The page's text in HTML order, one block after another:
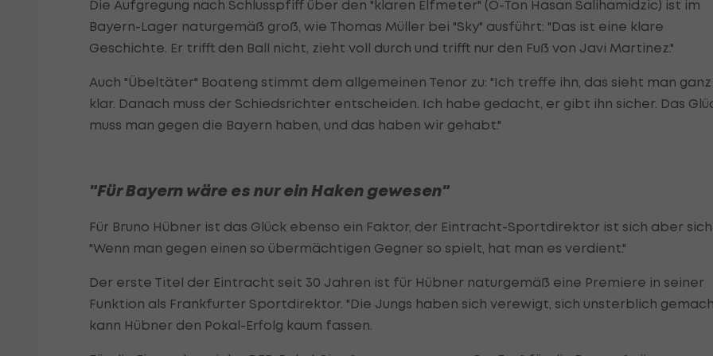
Die Aufgregung nach Schlusspfiff über den "klaren Elfmeter" (O-Ton Hasan Salihamidzic) ist im
Bayern-Lager naturgemäß groß, wie Thomas Müller bei "Sky" ausführt: "Das ist eine klare
Geschichte. Er trifft den Ball nicht, zieht voll durch und trifft nur den Fuß von Javi Martinez."
Auch "Übeltäter" Boateng stimmt dem allgemeinen Tenor zu: "Ich treffe ihn, das sieht man ganz
klar. Danach muss der Schiedsrichter entscheiden. Ich habe gedacht, er gibt ihn sicher. Das
muss man gegen die Bayern haben, und das haben wir gehabt."
"Für Bayern wäre es nur ein Haken gewesen"
Für Bruno Hübner ist das Glück ebenso ein Faktor, der Eintracht-Sportdirektor ist sich aber
"Wenn man gegen einen so übermächtigen Gegner so spielt, hat man es verdient."
Der erste Titel der Eintracht seit 30 Jahren ist für Hübner naturgemäß eine Premiere in seiner
Funktion als Frankfurter Sportdirektor. "Die Jungs haben sich verewigt, sich unsterblich
kann Hübner den Pokal-Erfolg kaum fassen.